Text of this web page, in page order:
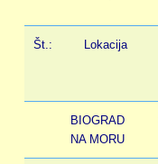
Št.: Lokacija
BIOGRAD
NA MORU